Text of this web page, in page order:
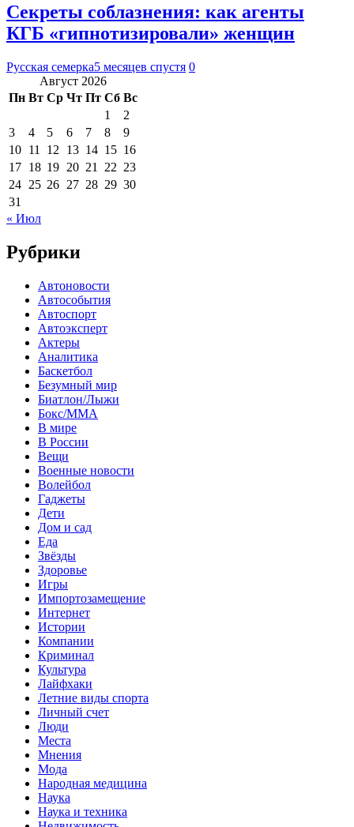
Секреты соблазнения: как агенты
КГБ «гипнотизировали» женщин
Русская семерка5 месяцев спустя 0
Август 2026
Пн Вт Ср Чт Пт Сб Вс
1
2
3
4 5 6 7 8
9
10 11 12 13 14 15 16
17 18 19 20 21 22 23
24 25 26 27 28 29 30
31
« Июл
Рубрики
Автоновости
Автособытия
Автоспорт
Автоэксперт
Актеры
Аналитика
Баскетбол
Безумный мир
Биатлон/Лыжи
Бокс/MMA
В мире
В России
Вещи
Военные новости
Волейбол
Гаджеты
Дети
Дом и сад
Еда
Звёзды
Здоровье
Игры
Импортозамещение
Интернет
Истории
Компании
Криминал
Культура
Лайфхаки
Летние виды спорта
Личный счет
Люди
Места
Мнения
Мода
Народная медицина
Наука
Наука и техника